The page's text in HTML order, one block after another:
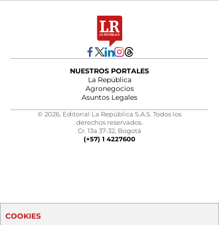
NUESTROS PORTALES
La República
Agronegocios
Asuntos Legales
© 2026, Editorial La República S.A.S. Todos los
derechos reservados.
Cr. 13a 37-32, Bogotá
(+57) 1 4227600
COOKIES